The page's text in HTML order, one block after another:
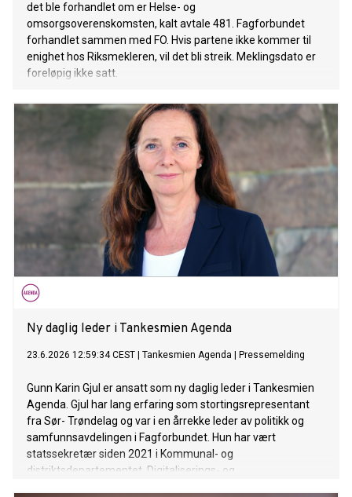
det ble forhandlet om er Helse- og
omsorgsoverenskomsten, kalt avtale 481. Fagforbundet
forhandlet sammen med FO. Hvis partene ikke kommer til
enighet hos Riksmekleren, vil det bli streik. Meklingsdato er
foreløpig ikke satt.
Ny daglig leder i Tankesmien Agenda
23.6.2026 12:59:34 CEST Tankesmien Agenda Pressemelding
Gunn Karin Gjul er ansatt som ny daglig leder i Tankesmien
Agenda. Gjul har lang erfaring som stortingsrepresentant
fra Sør- Trøndelag og var i en årrekke leder av politikk og
samfunnsavdelingen i Fagforbundet. Hun har vært
statssekretær siden 2021 i Kommunal- og
distriktsdepartementet, Digitaliserings- og